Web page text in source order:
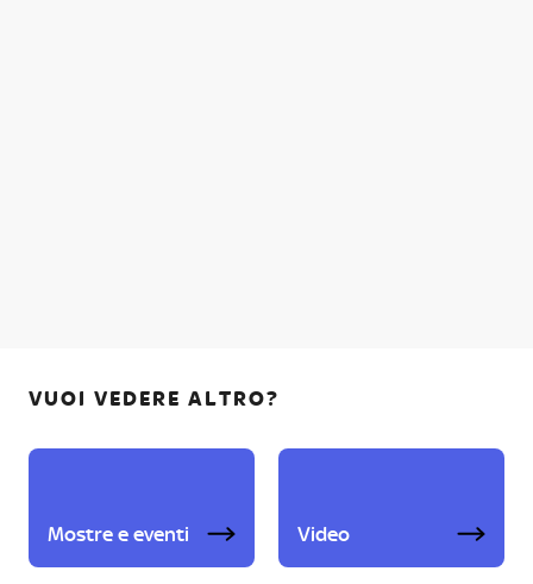
VUOI VEDERE ALTRO?
Mostre e eventi Video